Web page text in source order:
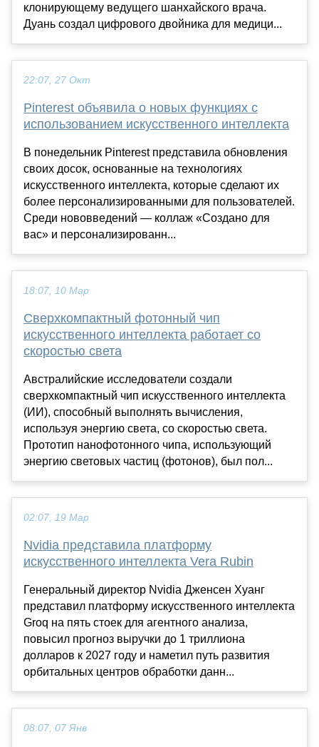
клонирующему ведущего шанхайского врача.
Дуань создал цифрового двойника для медици...
22:07, 27 Окт
Pinterest объявила о новых функциях с
использованием искусственного интеллекта
В понедельник Pinterest представила обновления
своих досок, основанные на технологиях
искусственного интеллекта, которые сделают их
более персонализированными для пользователей.
Среди нововведений — коллаж «Создано для
вас» и персонализированн...
18:07, 10 Мар
Сверхкомпактный фотонный чип
искусственного интеллекта работает со
скоростью света
Австралийские исследователи создали
сверхкомпактный чип искусственного интеллекта
(ИИ), способный выполнять вычисления,
используя энергию света, со скоростью света.
Прототип нанофотонного чипа, использующий
энергию световых частиц (фотонов), был пол...
02:07, 19 Мар
Nvidia представила платформу
искусственного интеллекта Vera Rubin
Генеральный директор Nvidia Дженсен Хуанг
представил платформу искусственного интеллекта
Groq на пять стоек для агентного анализа,
повысил прогноз выручки до 1 триллиона
долларов к 2027 году и наметил путь развития
орбитальных центров обработки данн...
08:07, 07 Янв